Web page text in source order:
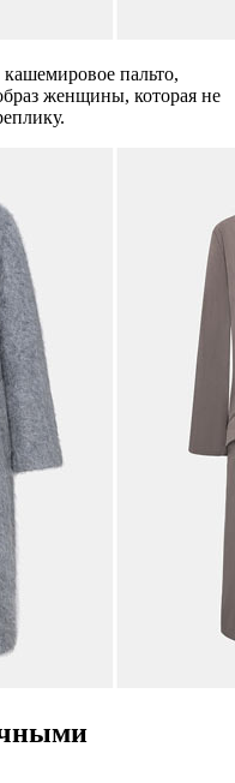
пальто,
женщины, которая не